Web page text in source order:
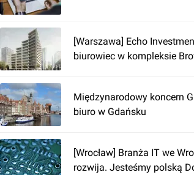
[Warszawa] Echo
biurowiec w kompleksie
Międzynarodowy koncern
biuro w Gdańsku
[Wrocław] Branża IT we
rozwija. Jesteśmy polską